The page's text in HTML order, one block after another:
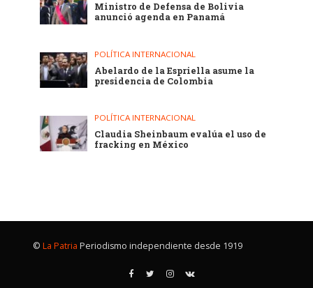
Ministro de Defensa de Bolivia
anunció agenda en Panamá
POLÍTICA INTERNACIONAL
Abelardo de la Espriella asume la
presidencia de Colombia
POLÍTICA INTERNACIONAL
Claudia Sheinbaum evalúa el uso de
fracking en México
© La Patria Periodismo independiente desde 1919